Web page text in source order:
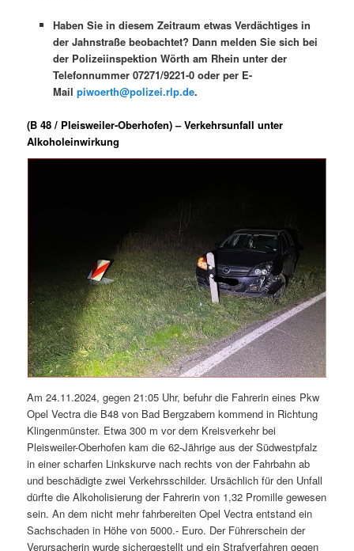
Haben Sie in diesem Zeitraum etwas Verdächtiges in
der Jahnstraße beobachtet? Dann melden Sie sich bei
der Polizeiinspektion Wörth am Rhein unter der
Telefonnummer 07271/9221-0 oder per E-
Mail piwoerth@polizei.rlp.de.
(B 48 / Pleisweiler-Oberhofen) – Verkehrsunfall unter
Alkoholeinwirkung
Am 24.11.2024, gegen 21:05 Uhr, befuhr die Fahrerin eines Pkw
Opel Vectra die B48 von Bad Bergzabern kommend in Richtung
Klingenmünster. Etwa 300 m vor dem Kreisverkehr bei
Pleisweiler-Oberhofen kam die 62-Jährige aus der Südwestpfalz
in einer scharfen Linkskurve nach rechts von der Fahrbahn ab
und beschädigte zwei Verkehrsschilder. Ursächlich für den Unfall
dürfte die Alkoholisierung der Fahrerin von 1,32 Promille gewesen
sein. An dem nicht mehr fahrbereiten Opel Vectra entstand ein
Sachschaden in Höhe von 5000.- Euro. Der Führerschein der
Verursacherin wurde sichergestellt und ein Strafverfahren gegen